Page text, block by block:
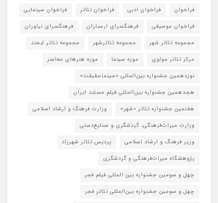
فراخوان
فراخوان ادبی فراخوان تئاتر
فراخوان سینمایی
فراخوان موسیقی
فرهنگسرای ارسباران
فرهنگسرای نیاوران
مجموعه تئاتر شهر
مجموعه تئاترشهر
مجموعه تئاتر لبخند
مرکز تئاتر مولوی
موزه سینما
موزه هنرهای معاصر
نوزدهمین جشنواره بین‌المللی «سینماحقیقت»
هجدهمین جشنواره بین‌المللی فیلم مستند ایران
هفتمین جشنواره تئاتر «شهر»
وزارت فرهنگ و ارشاد اسلامی
وزارت میراث‌فرهنگی، گردشگری و صنایع‌دستی
وزیر فرهنگ و ارشاد اسلامی
پردیس تئاتر شهرزاد
پژوهشگاه میراث‌فرهنگی و گردشگری
چهل و سومین جشنواره بین المللی فیلم فجر
چهل و سومین جشنواره بین‌المللی تئاتر فجر